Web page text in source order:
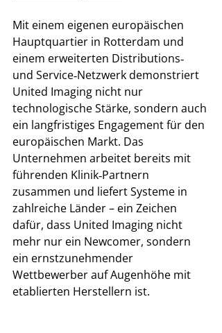
Mit einem eigenen europäischen
Hauptquartier in Rotterdam und
einem erweiterten Distributions‑
und Service‑Netzwerk demonstriert
United Imaging nicht nur
technologische Stärke, sondern auch
ein langfristiges Engagement für den
europäischen Markt. Das
Unternehmen arbeitet bereits mit
führenden Klinik‑Partnern
zusammen und liefert Systeme in
zahlreiche Länder – ein Zeichen
dafür, dass United Imaging nicht
mehr nur ein Newcomer, sondern
ein ernstzunehmender
Wettbewerber auf Augenhöhe mit
etablierten Herstellern ist.